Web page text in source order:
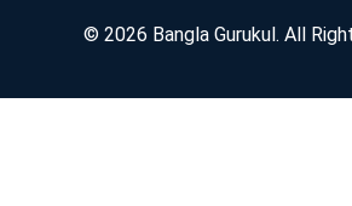
© 2026 Bangla Gurukul. All